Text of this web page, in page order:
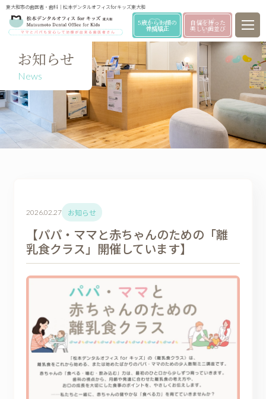
東大和市の歯医者・歯科｜松本デンタルオフィスforキッズ東大和
5歳からお顔の
骨格矯正
自信を持った
美しい歯並び
お知らせ
News
2026.02.27 お知らせ
【パパ・ママと赤ちゃんのための「離
乳食クラス」開催しています】